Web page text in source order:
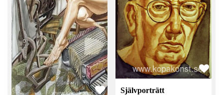
Självporträtt